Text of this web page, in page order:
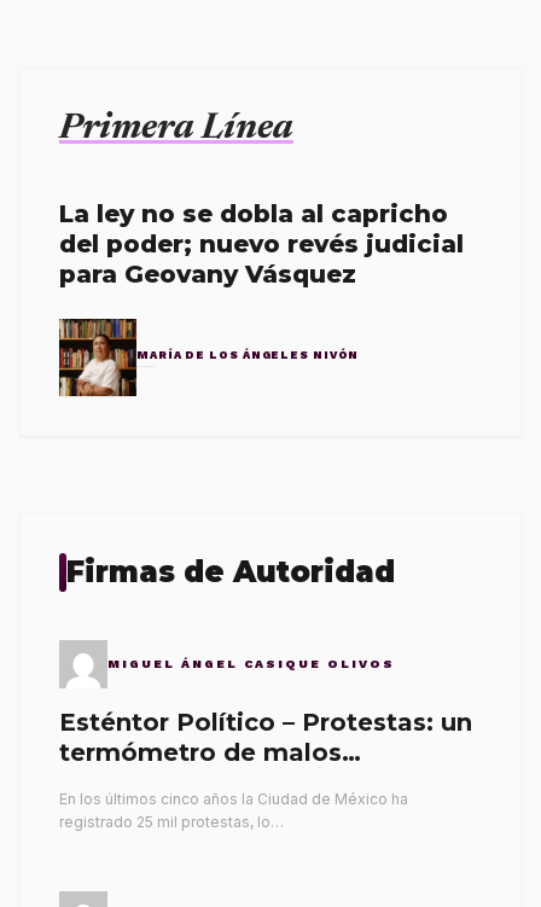
Primera Línea
La ley no se dobla al capricho
del poder; nuevo revés judicial
para Geovany Vásquez
MARÍA DE LOS ÁNGELES NIVÓN
Firmas de Autoridad
MIGUEL ÁNGEL CASIQUE OLIVOS
Esténtor Político – Protestas: un
termómetro de malos
En los últimos cinco años la Ciudad de México ha
registrado 25 mil protestas, lo…